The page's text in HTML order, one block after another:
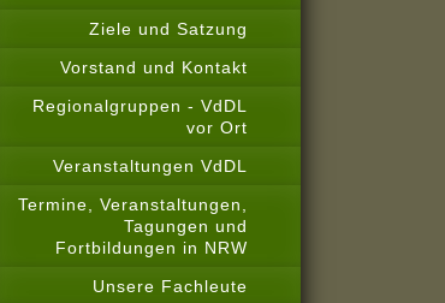
Ziele und Satzung
Vorstand und Kontakt
Regionalgruppen - VdDL
vor Ort
Veranstaltungen VdDL
Termine, Veranstaltungen,
Tagungen und
Fortbildungen in NRW
Unsere Fachleute